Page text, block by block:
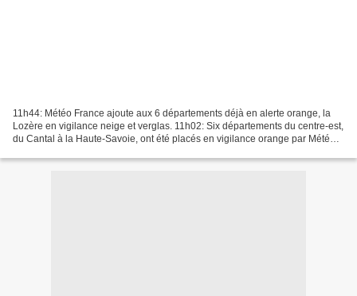
11h44: Météo France ajoute aux 6 départements déjà en alerte orange, la
Lozère en vigilance neige et verglas. 11h02: Six départements du centre-est,
du Cantal à la Haute-Savoie, ont été placés en vigilance orange par Météo